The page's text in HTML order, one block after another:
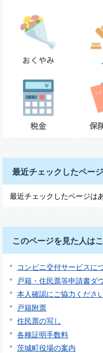
最近チェックしたページ
最近チェックしたページは
このページを見た人は
コンビニ交付サービスに
戸籍・住民票等申請書ダ
本人確認にご協力くださ
戸籍附票
住民票の写し
各種証明手数料
茨城町役場の案内